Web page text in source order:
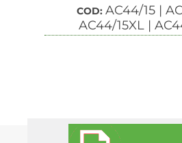
COD: AC44/15 |
AC44/15XL |